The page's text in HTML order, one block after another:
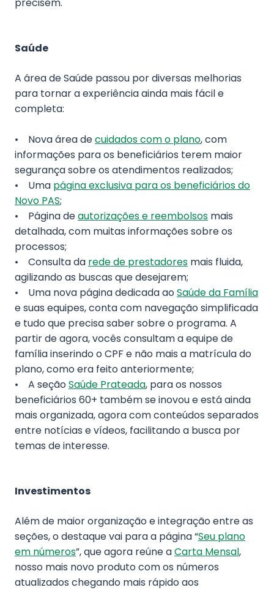
Saúde
A área de Saúde passou por diversas melhorias
para tornar a experiência ainda mais fácil e
completa:
• Nova área decuidados com o plano, com
informações para os beneficiários terem maior
segurança sobre os atendimentos realizados;
• Uma página exclusiva para os beneficiários do
Novo PAS;
• Página deautorizações e reembolsos mais
detalhada, com muitas informações sobre os
processos;
• Consulta da rede de prestadores mais fluida,
agilizando as buscas que desejarem;
• Uma nova página dedicada aoSaúde da Família
e suas equipes, conta com navegação simplificada
e tudo que precisa saber sobre o programa. A
partir de agora, vocês consultam a equipe de
família inserindo o CPF e não mais a matrícula do
plano, como era feito anteriormente;
• A seçãoSaúde Prateada, para os nossos
beneficiários 60+ também se inovou e está ainda
mais organizada, agora com conteúdos separados
entre notícias e vídeos, facilitando a busca por
temas de interesse.
Investimentos
Além de maior organização e integração entre as
seções, o destaque vai para a página “Seu plano
em números”, que agora reúne aCarta Mensal,
nosso mais novo produto com os números
atualizados chegando mais rápido aos